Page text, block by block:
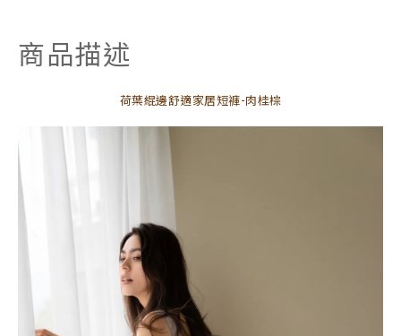
商品描述
荷葉緄邊舒適家居短褲-肉桂棕